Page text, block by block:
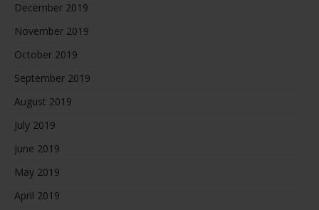
December 2019
November 2019
October 2019
September 2019
August 2019
July 2019
June 2019
May 2019
April 2019